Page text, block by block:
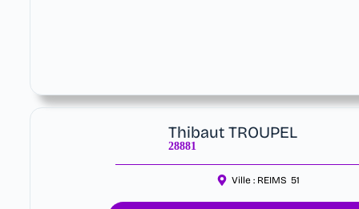
Thibaut TROUPEL
28881
Ville : REIMS 51